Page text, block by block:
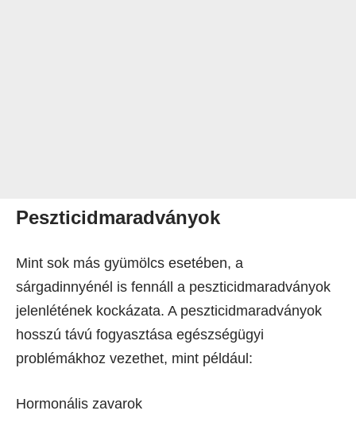
Peszticidmaradványok
Mint sok más gyümölcs esetében, a
sárgadinnyénél is fennáll a peszticidmaradványok
jelenlétének kockázata. A peszticidmaradványok
hosszú távú fogyasztása egészségügyi
problémákhoz vezethet, mint például:
Hormonális zavarok